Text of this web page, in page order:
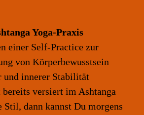
Yoga-Praxis
einer Self-Practice zur
von Körperbewusstsein
und innerer Stabilität
bereits versiert im Ashtanga
Stil, dann kannst Du morgens